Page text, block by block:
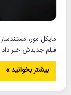
مایکل مور،
فیلم جدیدش خبر داد.
بیشتر بخوانید »